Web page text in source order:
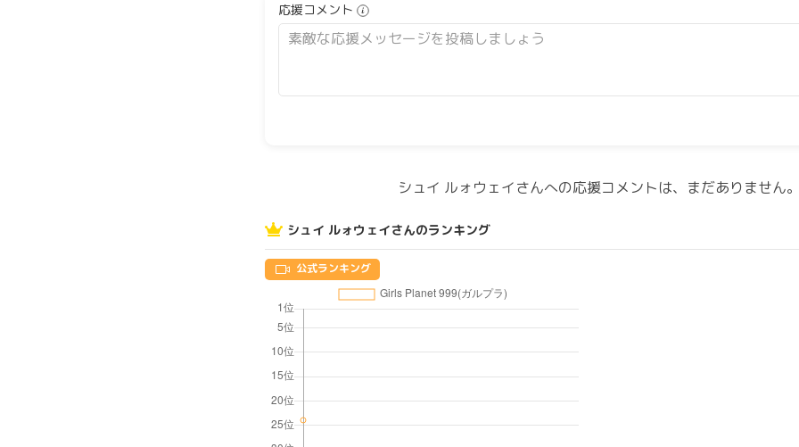
応援コメント
シュイ ルォウェイさんへの応援コメントは、まだありません
シュイ ルォウェイさんのランキング
公式ランキング